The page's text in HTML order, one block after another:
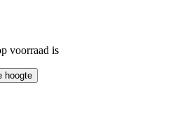
voorraad is
hoogte